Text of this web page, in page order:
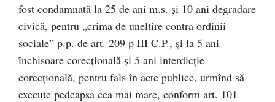
fost condamnată la 25 de ani m.s. şi 10 ani degradare
civică, pentru „crima de uneltire contra ordinii
sociale” p.p. de art. 209 p III C.P., şi la 5 ani
închisoare corecţională şi 5 ani interdicţie
corecţională, pentru fals în acte publice, urmînd să
execute pedeapsa cea mai mare, conform art. 101